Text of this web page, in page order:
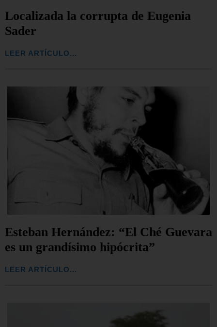
Localizada la corrupta de Eugenia
Sader
LEER ARTÍCULO...
Esteban Hernández: “El Ché Guevara
es un grandísimo hipócrita”
LEER ARTÍCULO...